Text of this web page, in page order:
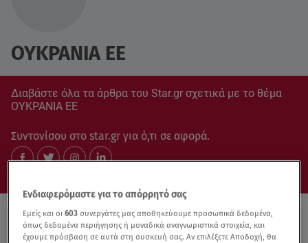
ΟΥΚΡΑΝΙΑ ΕΕ
Διαβάστε όλα τα άρθρα του Star.gr σχετικά με το θέμα
ΟΥΚΡΑΝΙΑ ΕΕ
Συντονίσου στο star.gr για ό,τι σε αφορά.
Ενδιαφερόμαστε για το απόρρητό σας
Εμείς και οι603 συνεργάτες μας αποθηκεύουμε προσωπικά δεδομένα,
όπως δεδομένα περιήγησης ή μοναδικά αναγνωριστικά στοιχεία, και
έχουμε πρόσβαση σε αυτά στη συσκευή σας. Αν επιλέξετε Αποδοχή, θα